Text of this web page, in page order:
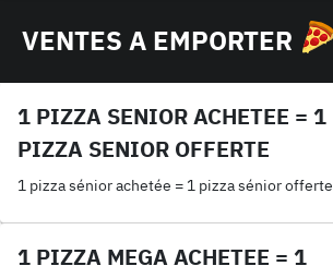
VENTES A EMPORTER
1 PIZZA SENIOR ACHETEE = 1
PIZZA SENIOR OFFERTE
1 pizza sénior achetée = 1 pizza sénior offerte
1 PIZZA MEGA ACHETEE = 1